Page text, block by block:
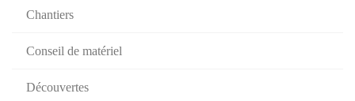
Chantiers
Conseil de matériel
Découvertes